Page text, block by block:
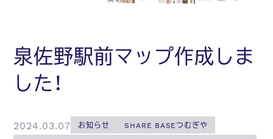
泉佐野駅前マップ作成しま
した！
2024.03.07 お知らせ
SHARE BASEつむぎや